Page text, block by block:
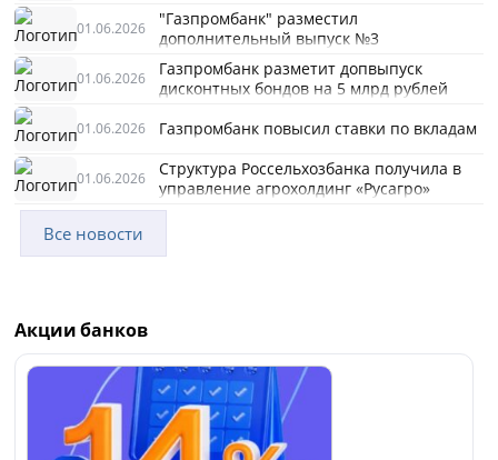
Акции банков
01.06.2026
"Газпромбанк" разместил
дополнительный выпуск №3
01.06.2026
Газпромбанк разметит допвыпуск
дисконтных бондов на 5 млрд рублей
01.06.2026 Газпромбанк повысил ставки по вкладам
01.06.2026
Структура Россельхозбанка получила в
управление агрохолдинг «Русагро»
Все новости